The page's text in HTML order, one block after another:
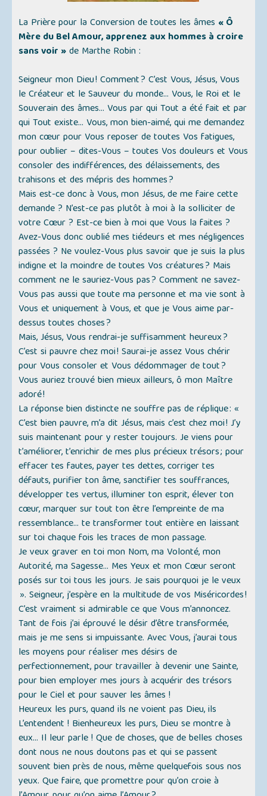
La Prière pour la Conversion de toutes les âmes « Ô
Mère du Bel Amour, apprenez aux hommes à croire
sans voir »de Marthe Robin :
Seigneur mon Dieu ! Comment ? C’est Vous, Jésus, Vous
le Créateur et le Sauveur du monde... Vous, le Roi et le
Souverain des âmes... Vous par qui Tout a été fait et par
qui Tout existe... Vous, mon bien-aimé, qui me demandez
mon cœur pour Vous reposer de toutes Vos fatigues,
pour oublier – dites-Vous – toutes Vos douleurs et Vous
consoler des indifférences, des délaissements, des
trahisons et des mépris des hommes ?
Mais est-ce donc à Vous, mon Jésus, de me faire cette
demande ? N’est-ce pas plutôt à moi à la solliciter de
votre Cœur ? Est-ce bien à moi que Vous la faites ?
Avez-Vous donc oublié mes tiédeurs et mes négligences
passées ? Ne voulez-Vous plus savoir que je suis la plus
indigne et la moindre de toutes Vos créatures ? Mais
comment ne le sauriez-Vous pas ? Comment ne savez-
Vous pas aussi que toute ma personne et ma vie sont à
Vous et uniquement à Vous, et que je Vous aime par-
dessus toutes choses ?
Mais, Jésus, Vous rendrai-je suffisamment heureux ?
C’est si pauvre chez moi ! Saurai-je assez Vous chérir
pour Vous consoler et Vous dédommager de tout ?
Vous auriez trouvé bien mieux ailleurs, ô mon Maître
adoré !
La réponse bien distincte ne souffre pas de réplique : «
C’est bien pauvre, m’a dit Jésus, mais c’est chez moi ! J’y
suis maintenant pour y rester toujours. Je viens pour
t’améliorer, t’enrichir de mes plus précieux trésors ; pour
effacer tes fautes, payer tes dettes, corriger tes
défauts, purifier ton âme, sanctifier tes souffrances,
développer tes vertus, illuminer ton esprit, élever ton
cœur, marquer sur tout ton être l’empreinte de ma
ressemblance... te transformer tout entière en laissant
sur toi chaque fois les traces de mon passage.
Je veux graver en toi mon Nom, ma Volonté, mon
Autorité, ma Sagesse... Mes Yeux et mon Cœur seront
posés sur toi tous les jours. Je sais pourquoi je le veux
». Seigneur, j’espère en la multitude de vos Miséricordes !
C’est vraiment si admirable ce que Vous m’annoncez.
Tant de fois j’ai éprouvé le désir d’être transformée,
mais je me sens si impuissante. Avec Vous, j’aurai tous
les moyens pour réaliser mes désirs de
perfectionnement, pour travailler à devenir une Sainte,
pour bien employer mes jours à acquérir des trésors
pour le Ciel et pour sauver les âmes !
Heureux les purs, quand ils ne voient pas Dieu, ils
L’entendent ! Bienheureux les purs, Dieu se montre à
eux... Il leur parle ! Que de choses, que de belles choses
dont nous ne nous doutons pas et qui se passent
souvent bien près de nous, même quelquefois sous nos
yeux. Que faire, que promettre pour qu’on croie à